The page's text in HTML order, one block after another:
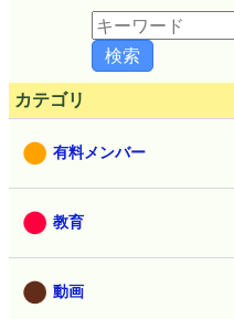
カテゴリ
有料メンバー
教育
動画